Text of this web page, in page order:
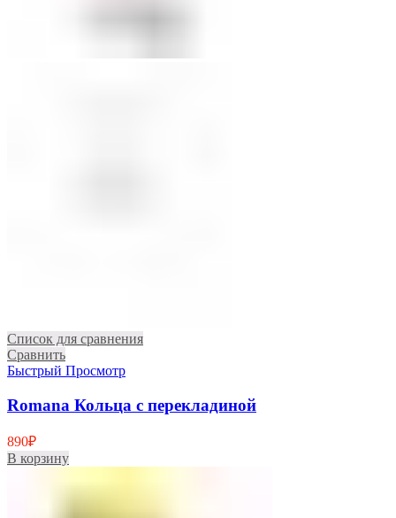
Список для сравнения
Сравнить
Быстрый Просмотр
Romana Кольца с перекладиной
890₽
В корзину